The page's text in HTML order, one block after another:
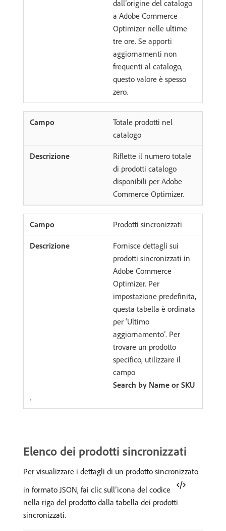
dall’origine del catalogo
a Adobe Commerce
Optimizer nelle ultime
tre ore. Se apporti
aggiornamenti non
frequenti al catalogo,
questo valore è spesso
zero.
Totale prodotti nel
catalogo
Riflette il numero totale
di prodotti catalogo
disponibili per Adobe
Commerce Optimizer.
Prodotti sincronizzati
Fornisce dettagli sui
prodotti sincronizzati in
Adobe Commerce
Optimizer. Per
impostazione predefinita,
questa tabella è ordinata
per ‘Ultimo
aggiornamento’. Per
trovare un prodotto
specifico, utilizzare il
campo
Search by Name or SKU
.
Elenco dei prodotti sincronizzati
Per visualizzare i dettagli di un prodotto sincronizzato
in formato JSON, fai clic sull’icona del codice
nella riga del prodotto dalla tabella dei prodotti
sincronizzati.